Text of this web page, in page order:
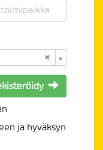
ja hyväksyn